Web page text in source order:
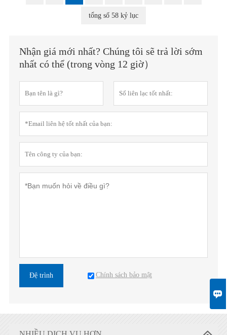

tổng số 58 kỷ lục
Nhận giá mới nhất? Chúng tôi sẽ trả lời sớm
nhất có thể (trong vòng 12 giờ）
Đệ trình Chính sách bảo mật